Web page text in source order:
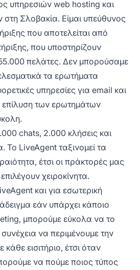
υπηρεσιών web hosting και
Σλοβακία. Είμαι υπεύθυνος
που αποτελείται από
που υποστηρίζουν
πελάτες. Δεν μπορούσαμε
τα ερωτήματα
υπηρεσίες για email και
επίλυση των ερωτημάτων
chats, 2.000 κλήσεις και
LiveAgent ταξινομεί τα
έτσι οι πράκτορές μας
χειροκίνητα.
και για εσωτερική
εάν υπάρχει κάποιο
μπορούμε εύκολα να το
να περιμένουμε την
εισιτήριο, έτσι όταν
να πούμε ποιος τύπος